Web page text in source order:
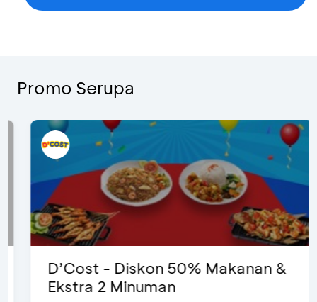
Promo Serupa
D’Cost - Diskon 50% Makanan &
Ekstra 2 Minuman